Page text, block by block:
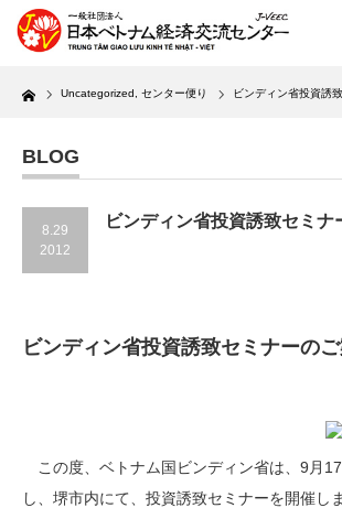
Home Uncategorized センター便り ビンディン省投資誘
BLOG
8.29
2012
ビンディン省投資誘致セミナ
ビンディン省投資誘致セミナーの
この度、ベトナム国ビンディン省は、9月
し、堺市内にて、投資誘致セミナーを開催しま